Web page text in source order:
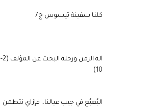
كلنا سفينة ثيسوس ج7
آلة الزمن ورحلة البحث عن المؤلف (2-
10)
البُعبُع في جيب عيالنا.. فإزاي نتطمن